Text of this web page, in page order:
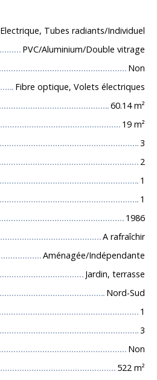
Electrique, Tubes radiants/Individuel
PVC/Aluminium/Double vitrage
Non
Fibre optique, Volets électriques
60.14m²
19 m²
3
2
1
1
1986
A rafraîchir
Aménagée/Indépendante
Jardin, terrasse
Nord-Sud
1
3
Non
522 m²